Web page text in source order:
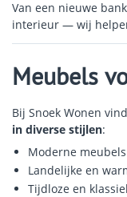
Van een nieuwe
interieur — wij
Meubels
Bij Snoek Wonen
in diverse stijlen:
Moderne
Landelijke en
Tijdloze en